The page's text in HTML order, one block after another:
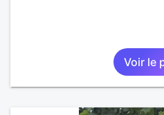
Voir le